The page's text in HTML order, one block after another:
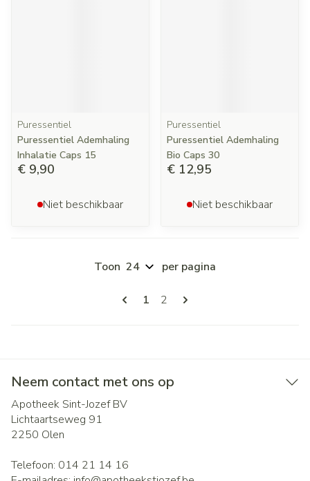
Puressentiel
Puressentiel Ademhaling
Inhalatie Caps 15
€ 9,90
Niet beschikbaar
Puressentiel
Puressentiel Ademhaling
Bio Caps 30
€ 12,95
Niet beschikbaar
Pagina's
U lees momenteel pagina
1 Pagina
2
Toon per pagina
Neem contact met ons op
Apotheek Sint-Jozef BV
Lichtaartseweg 91
2250 Olen
Telefoon: 014 21 14 16